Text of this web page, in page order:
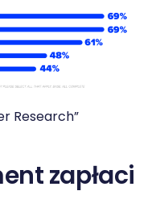
Research”
zapłaci